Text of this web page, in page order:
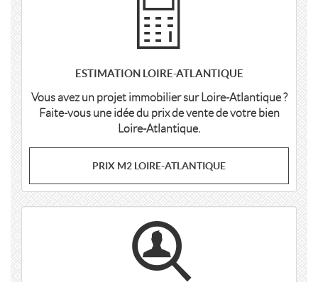
ESTIMATION LOIRE-ATLANTIQUE
Vous avez un projet immobilier sur Loire-Atlantique ?
Faite-vous une idée du prix de vente de votre bien
Loire-Atlantique.
PRIX M2 LOIRE-ATLANTIQUE